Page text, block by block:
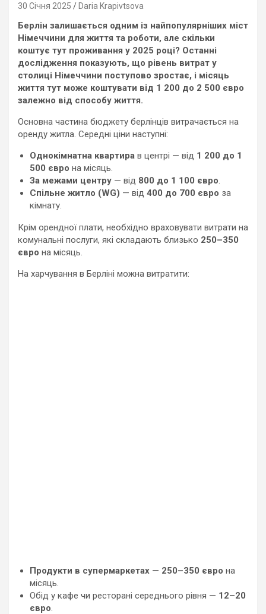
30 Січня 2025 Daria Krapivtsova
Берлін залишається одним із найпопулярніших міст
Німеччини для життя та роботи, але скільки
коштує тут проживання у 2025 році? Останні
дослідження показують, що рівень витрат у
столиці Німеччини поступово зростає, і місяць
життя тут може коштувати від 1 200 до 2 500 євро
залежно від способу життя.
Основна частина бюджету берлінців витрачається на
оренду житла. Середні ціни наступні:
Однокімнатна квартира в центрі — від 1 200 до 1
500 євро на місяць.
За межами центру — від 800 до 1 100 євро.
Спільне житло (WG) — від 400 до 700 євро за
кімнату.
Крім орендної плати, необхідно враховувати витрати на
комунальні послуги, які складають близько 250–350
євро на місяць.
На харчування в Берліні можна витратити:
Продукти в супермаркетах — 250–350 євро на
місяць.
Обід у кафе чи ресторані середнього рівня — 12–20
євро.